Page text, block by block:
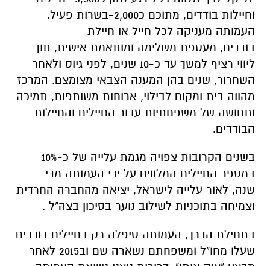
וחיילות בודדים, מתוכם כ2,000-בשרות פעיל.
העמותה מעניקה לכל חייל או חיילת
בודדים, מעטפת משלימה ומותאמת אישית, תוך
ליווי רציף למשך עד כ-10 שנים, לפני גיוס ולאחר
השחרור, שנים בהן המענה הצבאי מצומצם. המרכז
מהווה בית ומקום לבילוי, ארוחות משותפות, תמיכה
ותחושה של משפחתיות עבור החיילים והחיילות
הבודדים.
בשנים הקרובות צפויה מגמת עלייה של כ-10%
במספר החיילים המלווים על ידי העמותה מדי
שנה, לאור עלייה לישראל, יציאה מהחברה החרדית
וצמיחה בתוכניות לשילוב נוער בסיכון בצה"ל .
בתחילת הדרך, העמותה טיפלה רק בחיילים בודדים
שעלו מחו"ל ומשפחתם נשארה שם וב2015 לאחר